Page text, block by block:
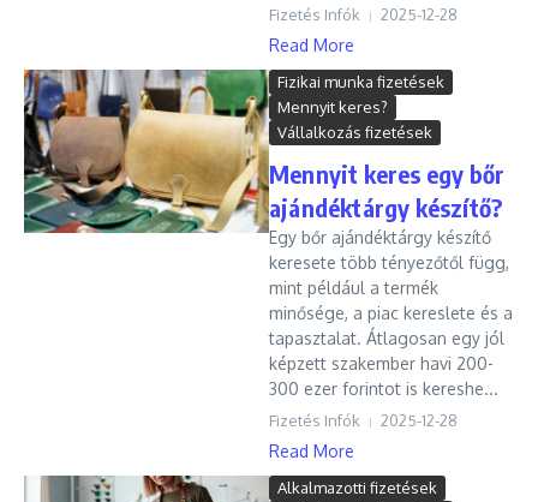
Fizetés Infók 2025-12-28
Read More
Fizikai munka fizetések
Mennyit keres?
Vállalkozás fizetések
Mennyit keres egy bőr
ajándéktárgy készítő?
Egy bőr ajándéktárgy készítő
keresete több tényezőtől függ,
mint például a termék
minősége, a piac kereslete és a
tapasztalat. Átlagosan egy jól
képzett szakember havi 200-
300 ezer forintot is kereshe...
Fizetés Infók 2025-12-28
Read More
Alkalmazotti fizetések